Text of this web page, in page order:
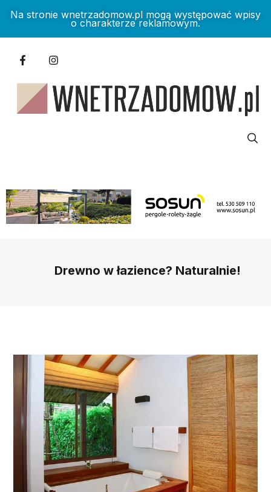
Na stronie wnetrzadomow.pl mogą występować wpisy
o charakterze reklamowym.
Drewno w łazience? Naturalnie!